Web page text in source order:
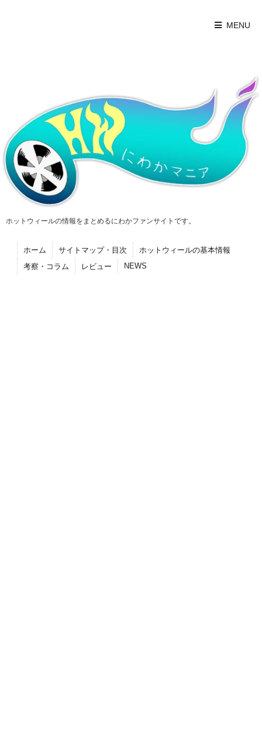
MENU
ホットウィールの情報をまとめるにわかファンサイトです。
ホーム サイトマップ・目次
ホットウィールの基本情報
考察・コラム
レビュー NEWS